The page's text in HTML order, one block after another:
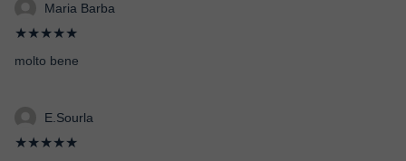
Maria Barba
★★★★★
molto bene
E.Sourla
★★★★★